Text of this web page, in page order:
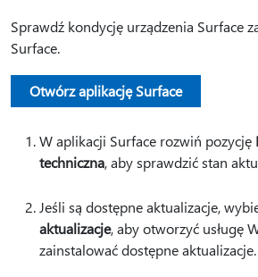
Sprawdź kondycję urządzenia Surface
Surface.
Otwórz aplikację Surface
W aplikacji Surface rozwiń pozycję
techniczna, aby sprawdzić stan
Jeśli są dostępne aktualizacje,
aktualizacje, aby otworzyć usługę
zainstalować dostępne aktualizacje.